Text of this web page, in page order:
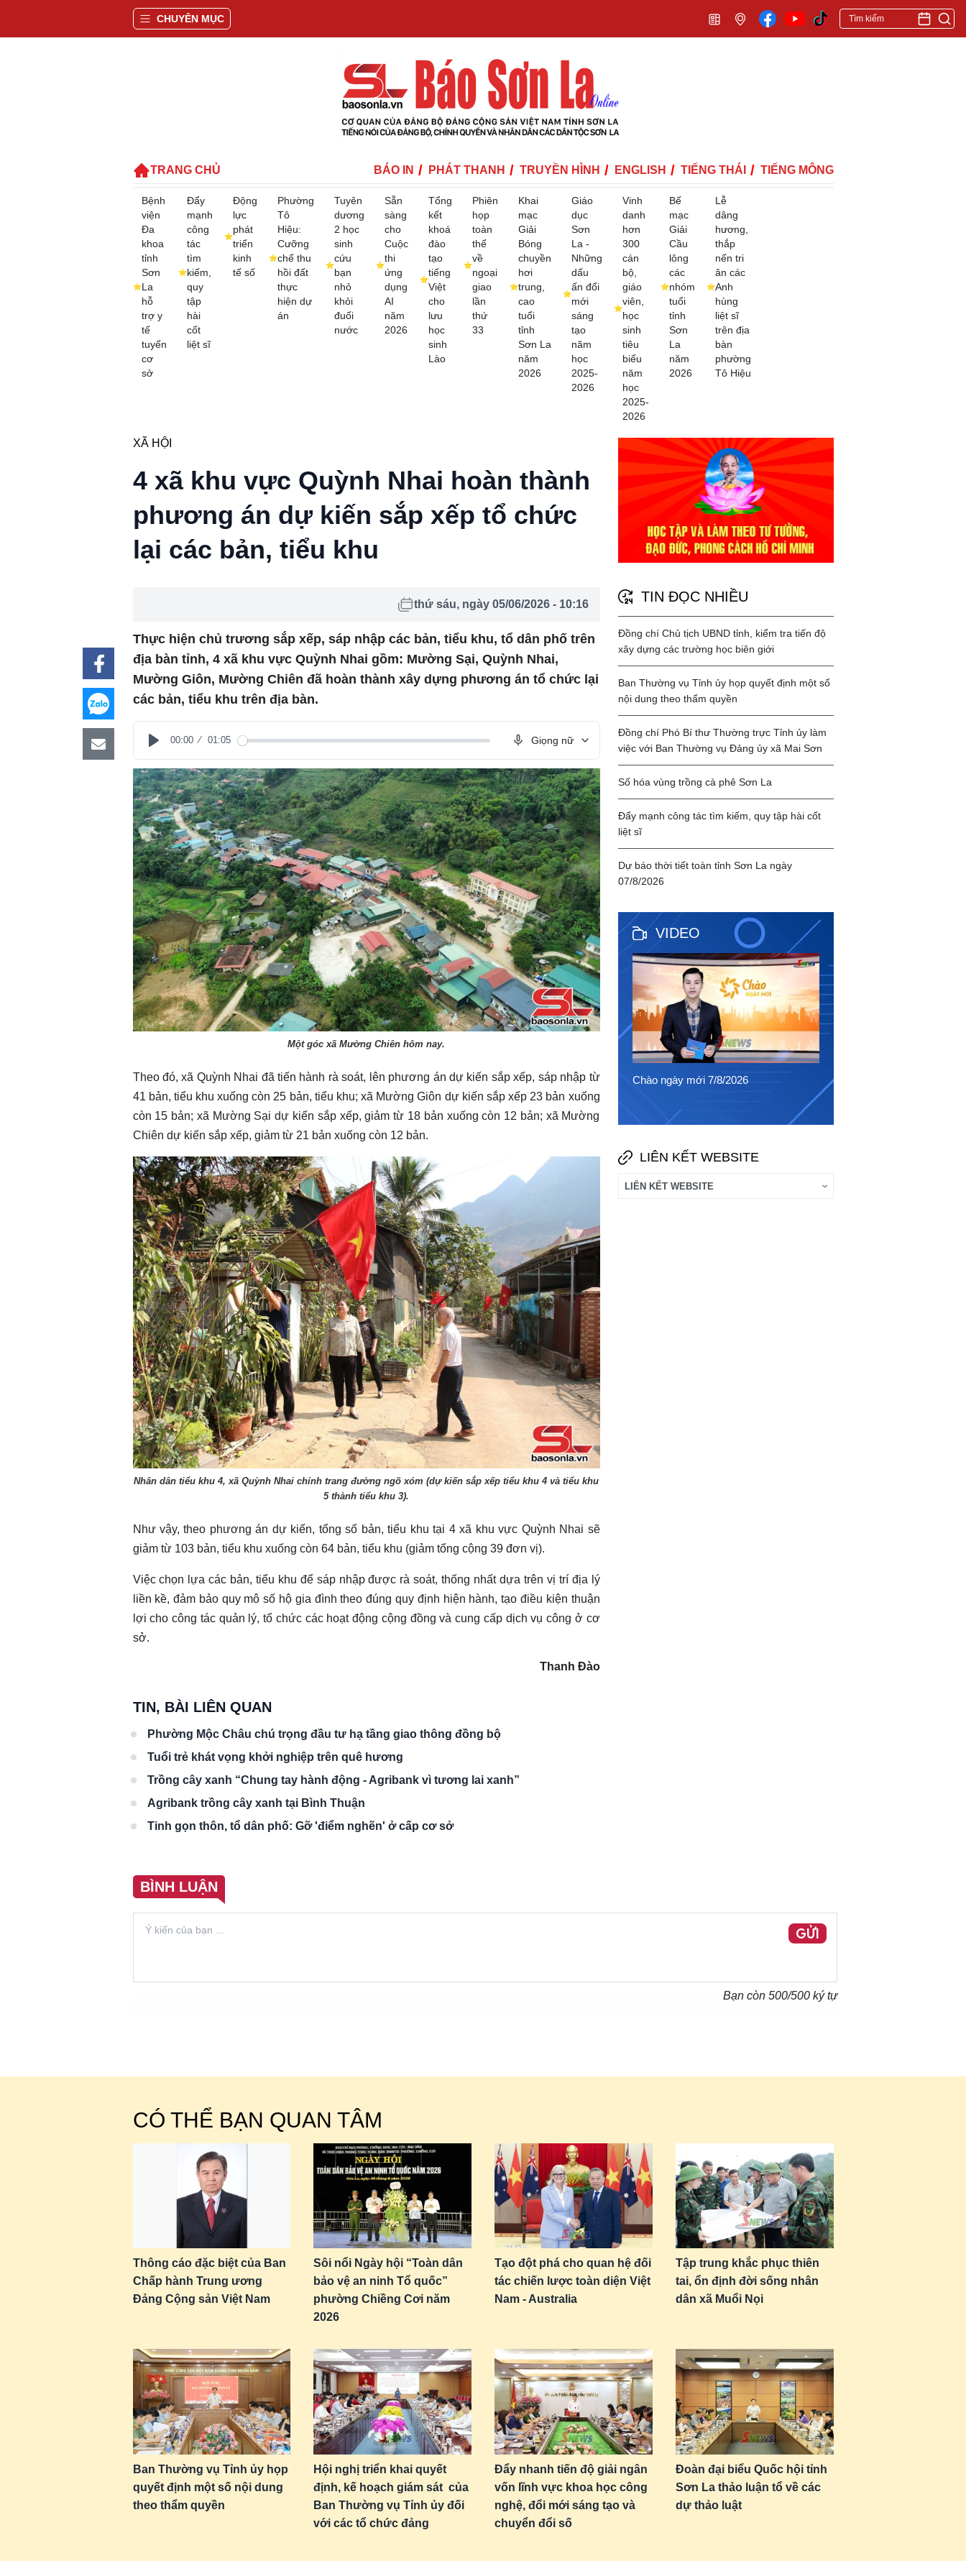
CHUYÊN MỤC
TRANG CHỦ BÁO IN PHÁT THANH TRUYỀN HÌNH ENGLISH TIẾNG THÁI TIẾNG MÔNG
Bệnh
viện
Đa
khoa
tỉnh
Sơn
La
hỗ
trợ y
tế
tuyến
cơ
sở
Đẩy
mạnh
công
tác
tìm
kiếm,
quy
tập
hài
cốt
liệt sĩ
Động
lực
phát
triển
kinh
tế số
Phường
Tô
Hiệu:
Cưỡng
chế thu
hồi đất
thực
hiện dự
án
Tuyên
dương
2 học
sinh
cứu
bạn
nhỏ
khỏi
đuối
nước
Sẵn
sàng
cho
Cuộc
thi
ứng
dụng
AI
năm
2026
Tổng
kết
khoá
đào
tạo
tiếng
Việt
cho
lưu
học
sinh
Lào
Phiên
họp
toàn
thể
về
ngoại
giao
lần
thứ
33
Khai
mạc
Giải
Bóng
chuyền
hơi
trung,
cao
tuổi
tỉnh
Sơn La
năm
2026
Giáo
dục
Sơn
La -
Những
dấu
ấn đổi
mới
sáng
tạo
năm
học
2025-
2026
Vinh
danh
hơn
300
cán
bộ,
giáo
viên,
học
sinh
tiêu
biểu
năm
học
2025-
2026
Bế
mạc
Giải
Cầu
lông
các
nhóm
tuổi
tỉnh
Sơn
La
năm
2026
Lễ
dâng
hương,
thắp
nến tri
ân các
Anh
hùng
liệt sĩ
trên địa
bàn
phường
Tô Hiệu
XÃ HỘI
4 xã khu vực Quỳnh Nhai hoàn thành
phương án dự kiến sắp xếp tổ chức
lại các bản, tiểu khu
thứ sáu, ngày 05/06/2026 - 10:16
Thực hiện chủ trương sắp xếp, sáp nhập các bản, tiểu khu, tổ dân phố trên
địa bàn tỉnh, 4 xã khu vực Quỳnh Nhai gồm: Mường Sại, Quỳnh Nhai,
Mường Giôn, Mường Chiên đã hoàn thành xây dựng phương án tổ chức lại
các bản, tiểu khu trên địa bàn.
Play
00:00 01:05 Giọng nữ
Một góc xã Mường Chiên hôm nay.
Theo đó, xã Quỳnh Nhai đã tiến hành rà soát, lên phương án dự kiến sắp xếp, sáp nhập từ
41 bản, tiểu khu xuống còn 25 bản, tiểu khu; xã Mường Giôn dự kiến sắp xếp 23 bản xuống
còn 15 bản; xã Mường Sại dự kiến sắp xếp, giảm từ 18 bản xuống còn 12 bản; xã Mường
Chiên dự kiến sắp xếp, giảm từ 21 bản xuống còn 12 bản.
Nhân dân tiểu khu 4, xã Quỳnh Nhai chỉnh trang đường ngõ xóm (dự kiến sắp xếp tiểu khu 4 và tiểu khu
5 thành tiểu khu 3).
Như vậy, theo phương án dự kiến, tổng số bản, tiểu khu tại 4 xã khu vực Quỳnh Nhai sẽ
giảm từ 103 bản, tiểu khu xuống còn 64 bản, tiểu khu (giảm tổng cộng 39 đơn vị).
Việc chọn lựa các bản, tiểu khu để sáp nhập được rà soát, thống nhất dựa trên vị trí địa lý
liền kề, đảm bảo quy mô số hộ gia đình theo đúng quy định hiện hành, tạo điều kiện thuận
lợi cho công tác quản lý, tổ chức các hoạt động cộng đồng và cung cấp dịch vụ công ở cơ
sở.
Thanh Đào
TIN, BÀI LIÊN QUAN
Phường Mộc Châu chú trọng đầu tư hạ tầng giao thông đồng bộ
Tuổi trẻ khát vọng khởi nghiệp trên quê hương
Trồng cây xanh “Chung tay hành động - Agribank vì tương lai xanh”
Agribank trồng cây xanh tại Bình Thuận
Tinh gọn thôn, tổ dân phố: Gỡ 'điểm nghẽn' ở cấp cơ sở
BÌNH LUẬN
GỬI
Bạn còn 500/500 ký tự
TIN ĐỌC NHIỀU
Đồng chí Chủ tịch UBND tỉnh, kiểm tra tiến độ
xây dựng các trường học biên giới
Ban Thường vụ Tỉnh ủy họp quyết định một số
nội dung theo thẩm quyền
Đồng chí Phó Bí thư Thường trực Tỉnh ủy làm
việc với Ban Thường vụ Đảng ủy xã Mai Sơn
Số hóa vùng trồng cà phê Sơn La
Đẩy mạnh công tác tìm kiếm, quy tập hài cốt
liệt sĩ
Dự báo thời tiết toàn tỉnh Sơn La ngày
07/8/2026
VIDEO
Chào ngày mới 3/8/2026 Chào ngày mới 2/8/2026
Chào ngày mới 8/8/2026 Chào ngày mới 7/8/2026
Chào ngày mới 6/8/2026
LIÊN KẾT WEBSITE
CÓ THỂ BẠN QUAN TÂM
Thông cáo đặc biệt của Ban
Chấp hành Trung ương
Đảng Cộng sản Việt Nam
Sôi nổi Ngày hội “Toàn dân
bảo vệ an ninh Tổ quốc”
phường Chiềng Cơi năm
2026
Tạo đột phá cho quan hệ đối
tác chiến lược toàn diện Việt
Nam - Australia
Tập trung khắc phục thiên
tai, ổn định đời sống nhân
dân xã Muổi Nọi
Ban Thường vụ Tỉnh ủy họp
quyết định một số nội dung
theo thẩm quyền
Hội nghị triển khai quyết
định, kế hoạch giám sát của
Ban Thường vụ Tỉnh ủy đối
với các tổ chức đảng
Đẩy nhanh tiến độ giải ngân
vốn lĩnh vực khoa học công
nghệ, đổi mới sáng tạo và
chuyển đổi số
Đoàn đại biểu Quốc hội tỉnh
Sơn La thảo luận tổ về các
dự thảo luật